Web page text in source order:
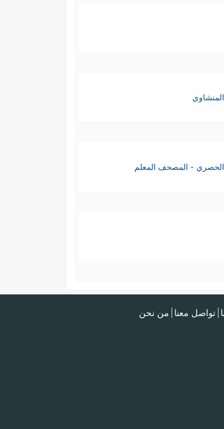
- المصحف المعلم
تواصل معنا من نحن